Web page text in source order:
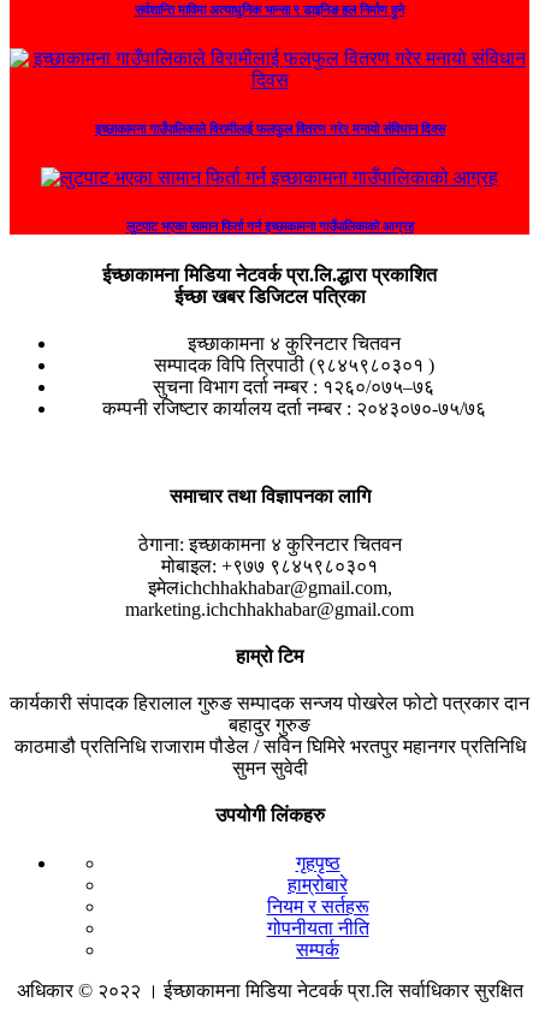
सर्वशान्ति माविमा अत्याधुनिक भान्सा र डाइनिङ हल निर्माण हुने
इच्छाकामना गाउँपालिकाले विरामीलाई फलफुल वितरण गरेर मनायो संविधान दिवस
लुटपाट भएका सामान फिर्ता गर्न इच्छाकामना गाउँपालिकाको आग्रह
ईच्छाकामना मिडिया नेटवर्क प्रा.लि.द्धारा प्रकाशित
ईच्छा खबर डिजिटल पत्रिका
इच्छाकामना ४ कुरिनटार चितवन
सम्पादक विपि त्रिपाठी (९८४५९८०३०१ )
सुचना विभाग दर्ता नम्बर : १२६०/०७५–७६
कम्पनी रजिष्टार कार्यालय दर्ता नम्बर : २०४३०७०-७५/७६
समाचार तथा विज्ञापनका लागि
ठेगाना: इच्छाकामना ४ कुरिनटार चितवन
मोबाइल: +९७७ ९८४५९८०३०१
इमेलichchhakhabar@gmail.com,
marketing.ichchhakhabar@gmail.com
हाम्रो टिम
कार्यकारी संपादकहिरालाल गुरुङसम्पादकसन्जय पोखरेलफोटो पत्रकारदान
बहादुर गुरुङ
काठमाडौ प्रतिनिधिराजाराम पौडेल / सविन घिमिरेभरतपुर महानगर प्रतिनिधि
सुमन सुवेदी
उपयोगी लिंकहरु
गृहपृष्ठ
हाम्रोबारे
नियम र सर्तहरू
गोपनीयता नीति
सम्पर्क
अधिकार © २०२२ । ईच्छाकामना मिडिया नेटवर्क प्रा.लि सर्वाधिकार सुरक्षित